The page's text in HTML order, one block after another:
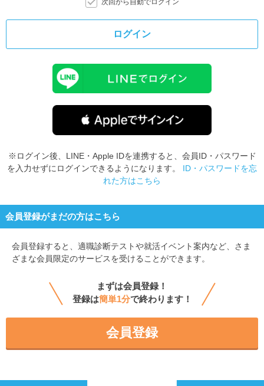
ログイン
※ログイン後、LINE・Apple IDを連携すると、会員ID・パスワード
を入力せずにログインできるようになります。 ID・パスワードを忘
れた方はこちら
会員登録がまだの方はこちら
会員登録すると、 適職診断テストや就活イベント案内など、さま
ざまな会員限定のサービスを受けることができます。
まずは会員登録！
登録は簡単1分で終わります！
会員登録